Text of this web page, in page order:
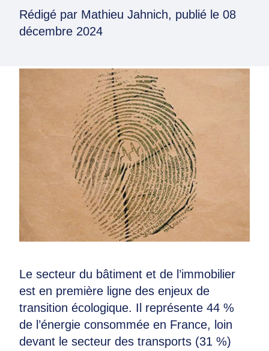
Rédigé par Mathieu Jahnich, publié le 08
décembre 2024
Le secteur du bâtiment et de l’immobilier
est en première ligne des enjeux de
transition écologique. Il représente 44 %
de l’énergie consommée en France, loin
devant le secteur des transports (31 %)